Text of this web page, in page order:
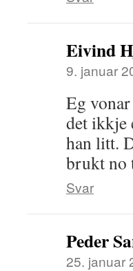
Eivind
9. januar
Eg
det ikkje
han litt.
brukt no
Svar
Peder
25. januar